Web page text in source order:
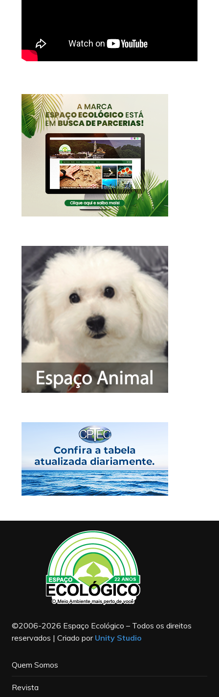
©2006-2026 Espaço Ecológico – Todos os direitos
reservados | Criado por Unity Studio
Quem Somos
Revista